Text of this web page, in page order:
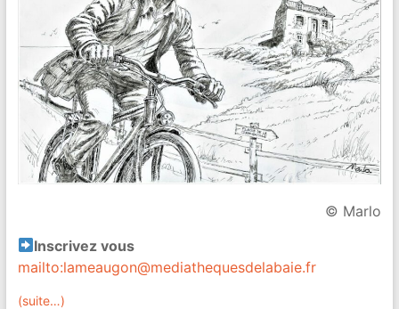
© Marlo
Inscrivez vous
mailto:lameaugon@mediathequesdelabaie.fr
(suite…)